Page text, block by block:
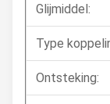
Glijmiddel:
Type
Ontsteking: